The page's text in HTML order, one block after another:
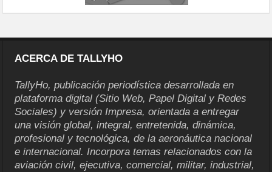
ACERCA DE TALLYHO
TallyHo, publicación periodística desarrollada en
plataforma digital (Sitio Web, Papel Digital y Redes
Sociales) y versión Impresa, orientada a entregar
una visión global, integral, entretenida, dinámica,
profesional y tecnológica, de la aeronáutica nacional
e internacional. Incorpora temas relacionados con la
aviación civil, ejecutiva, comercial, militar, industrial,